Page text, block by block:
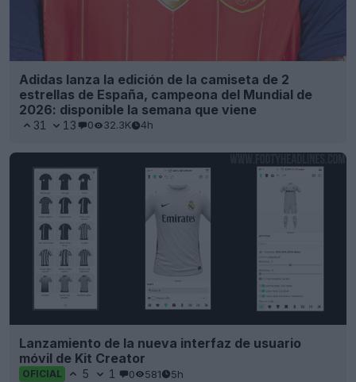
Adidas lanza la edición de la camiseta de 2
estrellas de España, campeona del Mundial de
2026: disponible la semana que viene
31 13 0 32.3K 4h
Lanzamiento de la nueva interfaz de usuario
móvil de Kit Creator
OFICIAL 5 1 0 581 5h